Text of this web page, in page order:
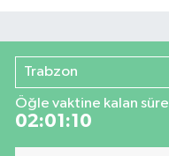
Trabzon
Öğle vaktine kalan süre
02:01:10